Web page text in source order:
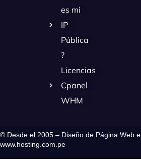
es mi
IP
Pública
?
Licencias
Cpanel
WHM
© Desde el 2005 – Diseño de Página Web
www.hosting.com.pe